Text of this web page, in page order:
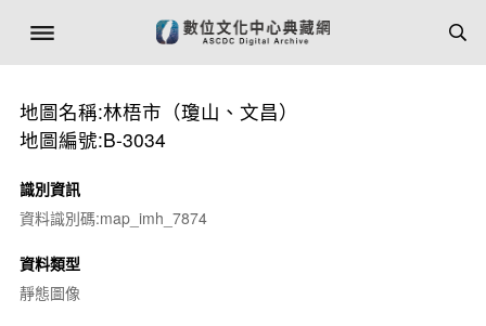
地圖名稱:林梧市（瓊山、文昌）
地圖編號:B-3034
識別資訊
資料識別碼:map_imh_7874
資料類型
靜態圖像